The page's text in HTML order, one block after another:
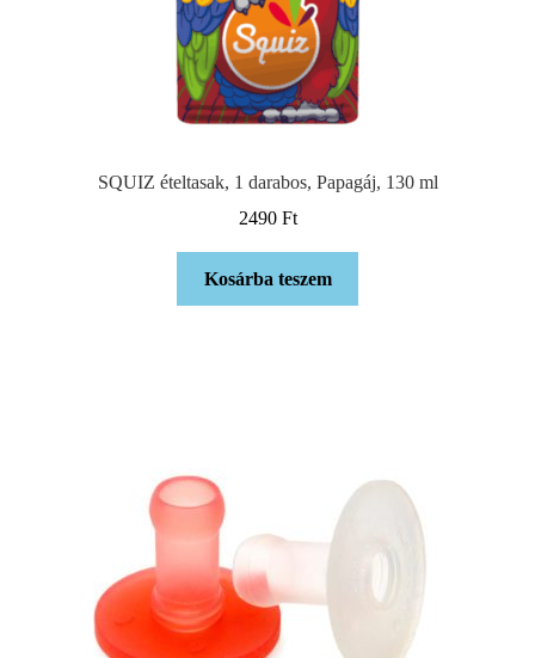
SQUIZ ételtasak, 1 darabos, Papagáj, 130 ml
2490 Ft
Kosárba teszem